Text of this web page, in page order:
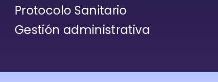
Protocolo Sanitario
Gestión administrativa